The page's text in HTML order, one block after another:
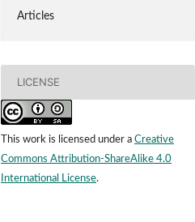
Articles
LICENSE
This work is licensed under a Creative
Commons Attribution-ShareAlike 4.0
International License.